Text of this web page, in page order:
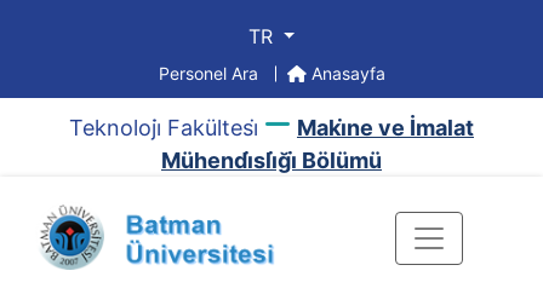
TR
Personel Ara Anasayfa
Teknoloji̇ Fakültesi̇
Maki̇ne ve İmalat
Mühendi̇sli̇ği̇ Bölümü